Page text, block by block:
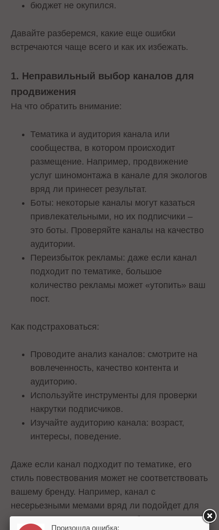
бюджет не окупился.
Давайте разберемcя, какие еще ошибки
встречаются чаще всего и как их избежать.
1. Неправильный выбор каналов для
продвижения
На что обратить внимание:
Тематика и аудитория канала или
сообщества, в котором происходит
размещение. Например, продвижение
услуг шиномонтажа в канале для экологов
вряд ли принесет результат.
Боты: некоторые каналы могут казаться
привлекательными, но их подписчики –
это боты. Проверяйте каналы на качество
аудитории.
Переизбыток рекламы: даже если канал
подходит по тематике, большое
количество рекламы может «утопить» ваш
пост.
Как подстраховаться:
Проводите анализ каналов: смотрите на
вовлеченность, качество контента и
аудиторию.
Используйте инструменты для проверки
накрутки подписчиков.
Изучайте аудиторию канала: возраст,
интересы, поведение.
Даже если канал подходит по тематике, его
стиль повествования может не соответствовать
вашему бренду. Например, канал с
несерьезными мемами вряд ли подойдет для
размещения поста солидного банка.
Произошла ошибка: